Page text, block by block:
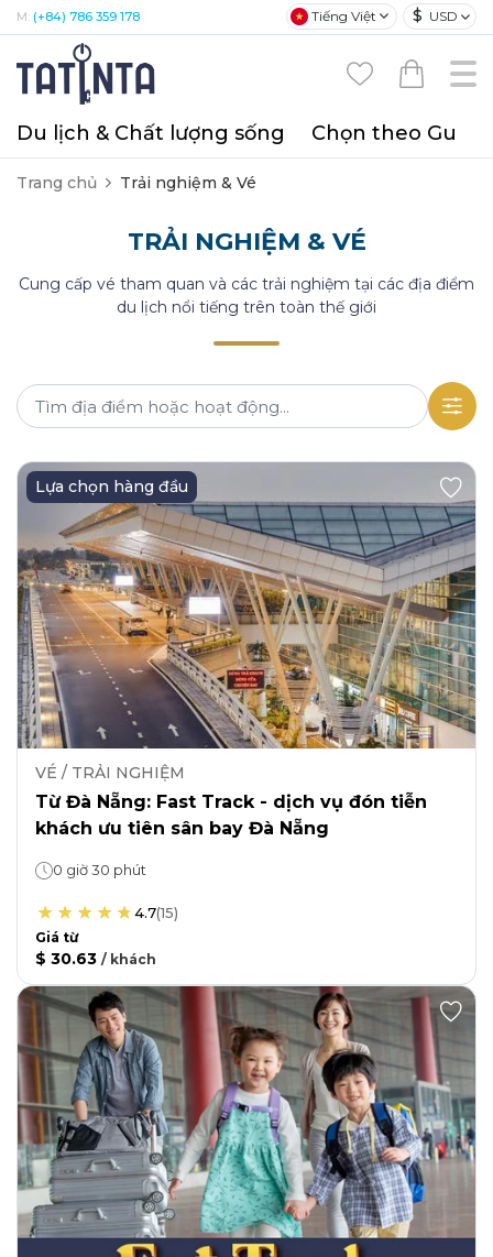
M: (+84) 786 359 178 Tiếng Việt $ USD
Du lịch & Chất lượng sống Chọn theo Gu
Trang chủ Trải nghiệm & Vé
TRẢI NGHIỆM & VÉ
Cung cấp vé tham quan và các trải nghiệm tại các địa điểm
du lịch nổi tiếng trên toàn thế giới
Lựa chọn hàng đầu
VÉ / TRẢI NGHIỆM
Từ Đà Nẵng: Fast Track - dịch vụ đón tiễn
khách ưu tiên sân bay Đà Nẵng
0 giờ 30 phút
4.7(15)
Giá từ
$ 30.63 / khách